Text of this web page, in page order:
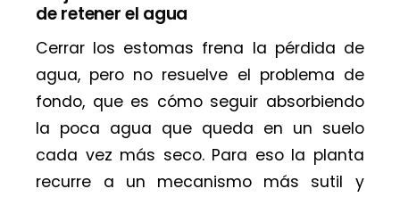
de retener el agua
Cerrar los estomas frena la pérdida de
agua, pero no resuelve el problema de
fondo, que es cómo seguir absorbiendo
la poca agua que queda en un suelo
cada vez más seco. Para eso la planta
recurre a un mecanismo más sutil y